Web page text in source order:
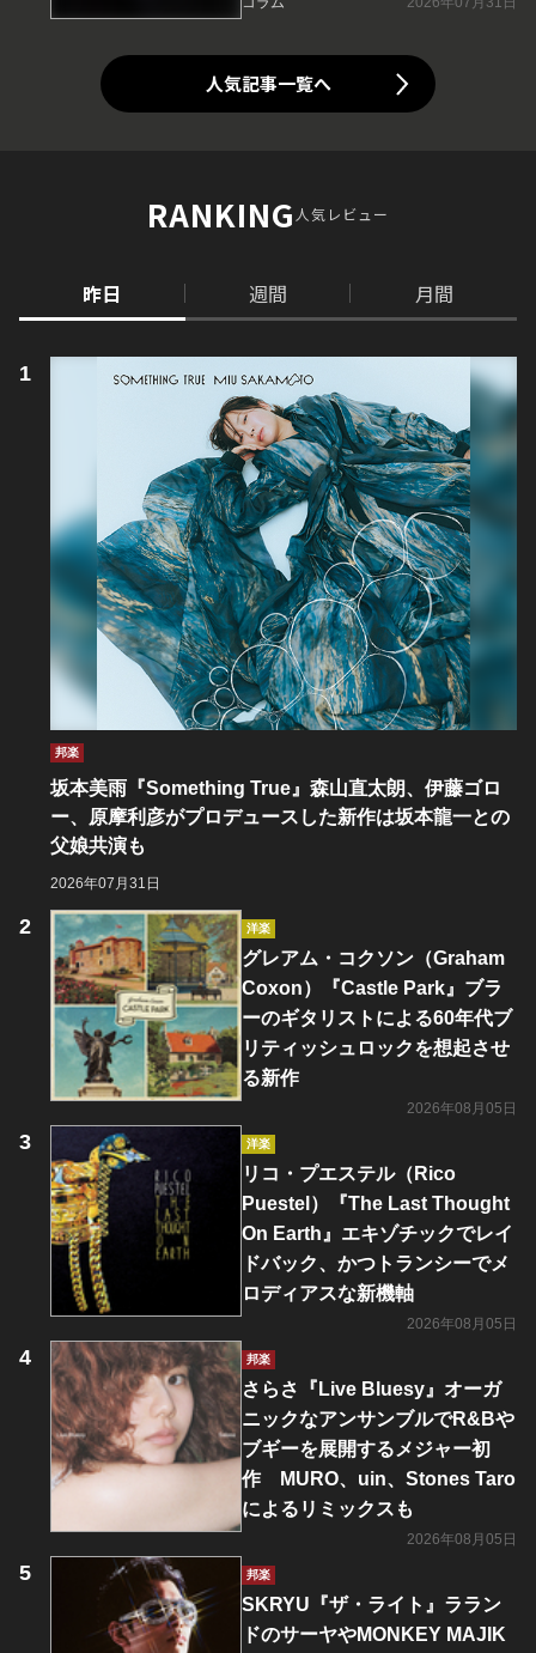
人気記事一覧へ
RANKING人気レビュー
昨日 週間 月間
邦楽
坂本美雨『Something True』森山直太朗、伊藤ゴロ
ー、原摩利彦がプロデュースした新作は坂本龍一との
父娘共演も
2026年07月31日
洋楽
グレアム・コクソン（Graham
Coxon）『Castle Park』ブラ
ーのギタリストによる60年代ブ
リティッシュロックを想起させ
る新作
2026年08月05日
洋楽
リコ・プエステル（Rico
Puestel）『The Last Thought
On Earth』エキゾチックでレイ
ドバック、かつトランシーでメ
ロディアスな新機軸
2026年08月05日
邦楽
さらさ『Live Bluesy』オーガ
ニックなアンサンブルでR&Bや
ブギーを展開するメジャー初
作 MURO、uin、Stones Taro
によるリミックスも
2026年08月05日
邦楽
SKRYU『ザ・ライト』ララン
ドのサーヤやMONKEY MAJIK